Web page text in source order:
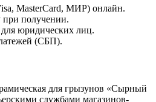
MasterCard, МИР) онлайн.
получении.
юридических лиц.
(СБП).
для грызунов «Сырный
службами магазинов-